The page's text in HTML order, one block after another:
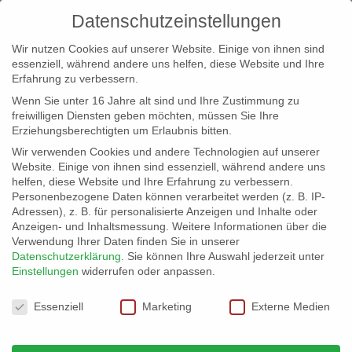
info@erfolgreich-events.de
+4940 46 777 230
06055_03
Datenschutzeinstellungen
Wir nutzen Cookies auf unserer Website. Einige von ihnen sind
essenziell, während andere uns helfen, diese Website und Ihre
Erfahrung zu verbessern.
Wenn Sie unter 16 Jahre alt sind und Ihre Zustimmung zu
freiwilligen Diensten geben möchten, müssen Sie Ihre
Erziehungsberechtigten um Erlaubnis bitten.
Wir verwenden Cookies und andere Technologien auf unserer
Website. Einige von ihnen sind essenziell, während andere uns
helfen, diese Website und Ihre Erfahrung zu verbessern.
Personenbezogene Daten können verarbeitet werden (z. B. IP-
Adressen), z. B. für personalisierte Anzeigen und Inhalte oder
Anzeigen- und Inhaltsmessung. Weitere Informationen über die
Verwendung Ihrer Daten finden Sie in unserer
Datenschutzerklärung
Sie können Ihre Auswahl jederzeit unter
Einstellungen widerrufen oder anpassen.
Datenschutzeinstellungen
Essenziell Marketing Externe Medien